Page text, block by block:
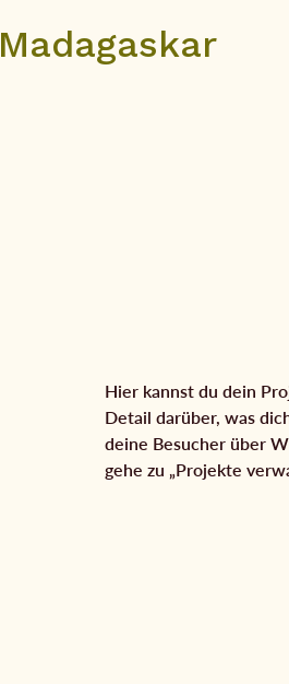
Madagaskar
Hier kannst du dein
Detail darüber, was
deine Besucher über
gehe zu „Projekte